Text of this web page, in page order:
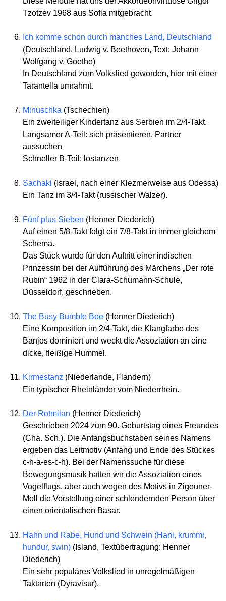
Tzotzev 1968 aus Sofia mitgebracht.
Ich komme schon durch manches Land, Deutschland
(Deutschland, Ludwig v. Beethoven, Text: Johann
Wolfgang v. Goethe)
In Deutschland zum Volkslied geworden, hier mit einer
Tarantella umrahmt.
Minuschka (Tschechien)
Ein zweiteiliger Kindertanz aus Serbien im 2/4-Takt.
Langsamer A-Teil: sich präsentieren, Partner
aussuchen
Schneller B-Teil: lostanzen
Sachaki (Israel, nach einer Klezmerweise aus Odessa)
Ein Tanz im 3/4-Takt (russischer Walzer).
Fünf plus Sieben (Henner Diederich)
Auf einen 5/8-Takt folgt ein 7/8-Takt in immer gleichem
Schema.
Das Stück wurde für den Auftritt einer indischen
Prinzessin bei der Aufführung des Märchens „Der rote
Rubin“ 1962 in der Clara-Schumann-Schule,
Düsseldorf, geschrieben.
The Busy Bumble Bee (Henner Diederich)
Eine Komposition im 2/4-Takt, die Klangfarbe des
Banjos dominiert und weckt die Assoziation an eine
dicke, fleißige Hummel.
Kirmestanz (Niederlande, Flandern)
Ein typischer Rheinländer vom Niederrhein.
Der Rotmilan (Henner Diederich)
Geschrieben 2024 zum 90. Geburtstag eines Freundes
(Cha. Sch.). Die Anfangsbuchstaben seines Namens
ergeben das Leitmotiv (Anfang und Ende des Stückes
c-h-a-es-c-h). Bei der Namenssuche für diese
Bewegungsmusik hatten wir die Assoziation eines
Vogelflugs, aber auch wegen des Motivs in Zigeuner-
Moll die Vorstellung einer schlendernden Person über
einen orientalischen Basar.
Hahn und Rabe, Hund und Schwein (Hani, krummi,
hundur, swin) (Island, Textübertragung: Henner
Diederich)
Ein sehr populäres Volkslied in unregelmäßigen
Taktarten (Dyravisur).